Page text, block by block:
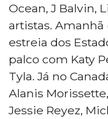
Ocean, J Balvin,
artistas. Amanhã
estreia dos
palco com Katy
Tyla. Já no
Alanis
Jessie Reyez,